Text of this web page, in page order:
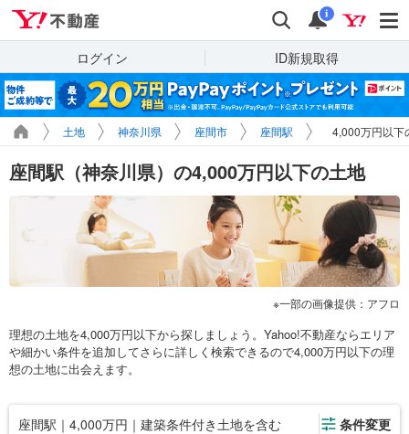
検索 通知
i
ログイン ID新規取得
土地 神奈川県 座間市 座間駅 4,000万円以下
座間駅（神奈川県）の4,000万円以下の土地
一部の画像提供：アフロ
理想の土地を4,000万円以下から探しましょう。Yahoo!不動産ならエリア
や細かい条件を追加してさらに詳しく検索できるので4,000万円以下の理
想の土地に出会えます。
座間駅｜4,000万円｜建築条件付き土地を含む 条件変更